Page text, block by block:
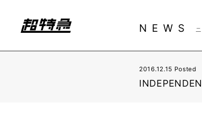
NEWS
2016.12.15 Posted